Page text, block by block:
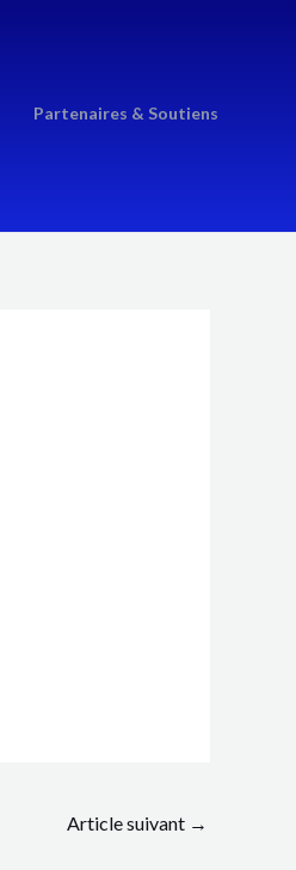
Partenaires & Soutiens
Article suivant →